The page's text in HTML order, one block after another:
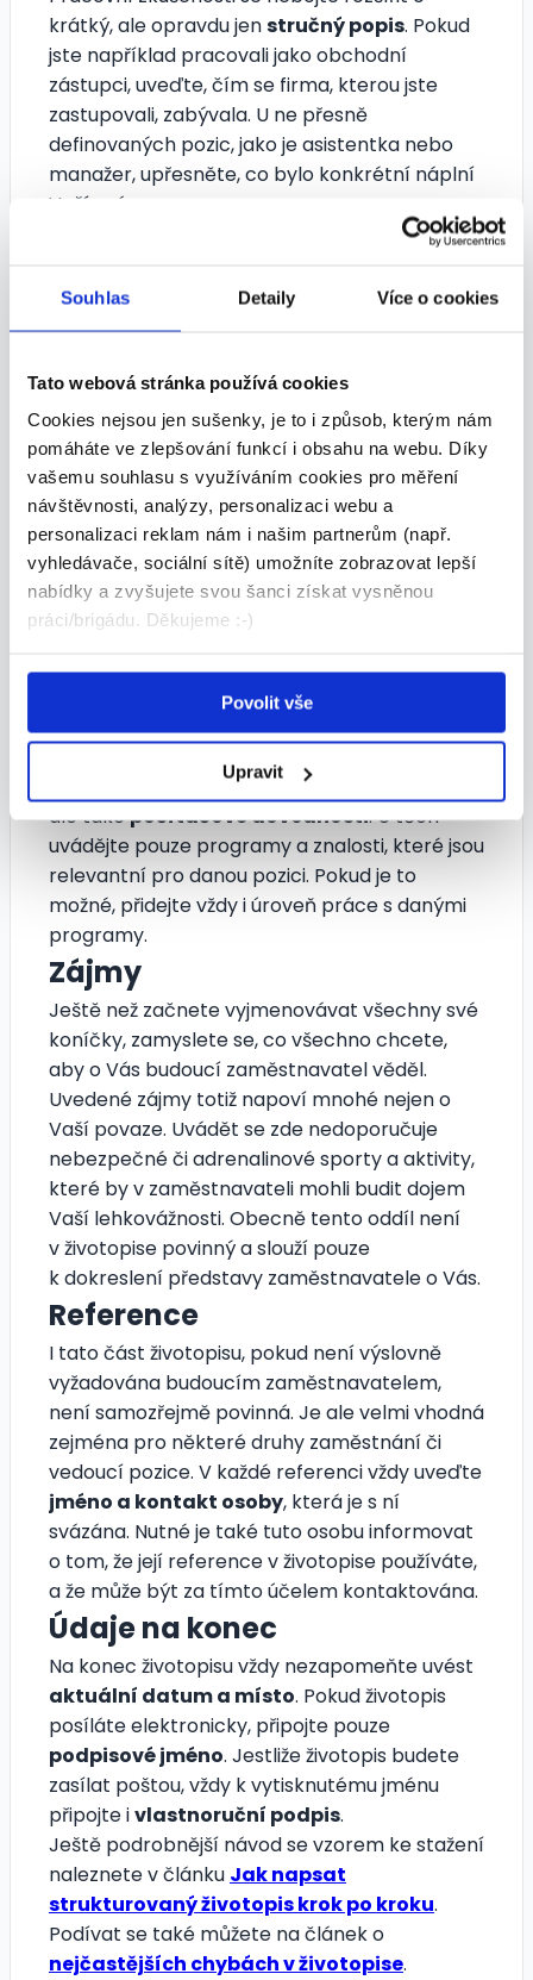
Souhlas Detaily Více o cookies
Tato webová stránka používá cookies
Cookies nejsou jen sušenky, je to i způsob, kterým nám
pomáháte ve zlepšování funkcí i obsahu na webu. Díky
vašemu souhlasu s využíváním cookies pro měření
návštěvnosti, analýzy, personalizaci webu a
personalizaci reklam nám i našim partnerům (např.
vyhledávače, sociální sítě) umožníte zobrazovat lepší
nabídky a zvyšujete svou šanci získat vysněnou
práci/brigádu. Děkujeme :-)
Povolit vše
Upravit
krátký, ale opravdu jenstručný popis. Pokud
jste například pracovali jako obchodní
zástupci, uveďte, čím se firma, kterou jste
zastupovali, zabývala. U ne přesně
definovaných pozic, jako je asistentka nebo
manažer, upřesněte, co bylo konkrétní náplní
Vaší práce.
Další vzdělání a kvalifikace
zvýšení kvalifikace, kterými jste prošli. Můžete
zde zmínit nejrůznější
rekvalifikace
, které se povahou hodí k pozici,
o kterou se ucházíte. Vše doprovoďte
časovými údaji, institucí, kde jste dovzdělávání
absolvovali, a ukončením, např. osvědčení,
certifikát apod.
Jazykové znalosti a další
schopnosti
Vyžaduje-li daná pozice speciální jazykové
znalosti
, oddělte je do samostatného oddílu.
Pokud ne, můžete je uvést spolu s dalšími
schopnostmi. Patří sem například
řidičského průkazu(uvádějte vždy všechny
vedení účetnictví, práce s pokladnou apod.,
ale taképočítačové dovednosti. U těch
uvádějte pouze programy a znalosti, které jsou
relevantní pro danou pozici. Pokud je to
možné, přidejte vždy i úroveň práce s danými
programy.
Zájmy
Ještě než začnete vyjmenovávat všechny své
koníčky, zamyslete se, co všechno chcete,
aby o Vás budoucí zaměstnavatel věděl.
Uvedené zájmy totiž napoví mnohé nejen o
Vaší povaze. Uvádět se zde nedoporučuje
nebezpečné či adrenalinové sporty a aktivity,
které by v zaměstnavateli mohli budit dojem
Vaší lehkovážnosti. Obecně tento oddíl není
v životopise povinný a slouží pouze
k dokreslení představy zaměstnavatele o Vás.
Reference
I tato část životopisu, pokud není výslovně
vyžadována budoucím zaměstnavatelem,
není samozřejmě povinná. Je ale velmi vhodná
zejména pro některé druhy zaměstnání či
vedoucí pozice. V každé referenci vždy uveďte
jméno a kontakt osoby, která je s ní
svázána. Nutné je také tuto osobu informovat
o tom, že její reference v životopise používáte,
a že může být za tímto účelem kontaktována.
Údaje na konec
Na konec životopisu vždy nezapomeňte uvést
aktuální datum a místo. Pokud životopis
posíláte elektronicky, připojte pouze
podpisové jméno. Jestliže životopis budete
zasílat poštou, vždy k vytisknutému jménu
připojte ivlastnoruční podpis.
Ještě podrobnější návod se vzorem ke stažení
naleznete v článku Jak napsat
strukturovaný životopis krok po kroku.
Podívat se také můžete na článek o
nejčastějších chybách v životopise.